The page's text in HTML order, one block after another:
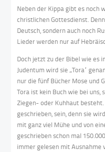
Neben der Kippa gibt es noch
christlichen Gottesdienst.
Deutsch, sondern auch noch
Lieder werden nur auf
Doch jetzt zu der Bibel wie es
Judentum wird sie „Tora“
nur die fünf Bücher Mose und
Tora ist kein Buch wie bei uns,
Ziegen- oder Kuhhaut
geschrieben, sein, denn sie
mit ganz viel Mühe und von
geschrieben schon mal
immer gelesen mit Ausnahme